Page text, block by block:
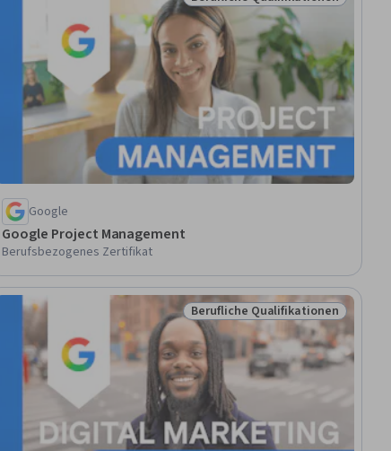
Status: Berufliche
Google
Google Project Management
Berufsbezogenes Zertifikat
Status: Berufliche
Berufliche Qualifikationen